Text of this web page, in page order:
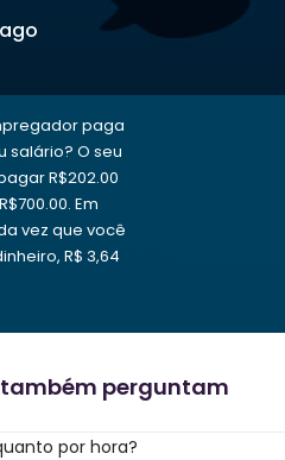
paga
salário? O seu
R$202.00
Em
vez que você
R$ 3,64
perguntam
por hora?